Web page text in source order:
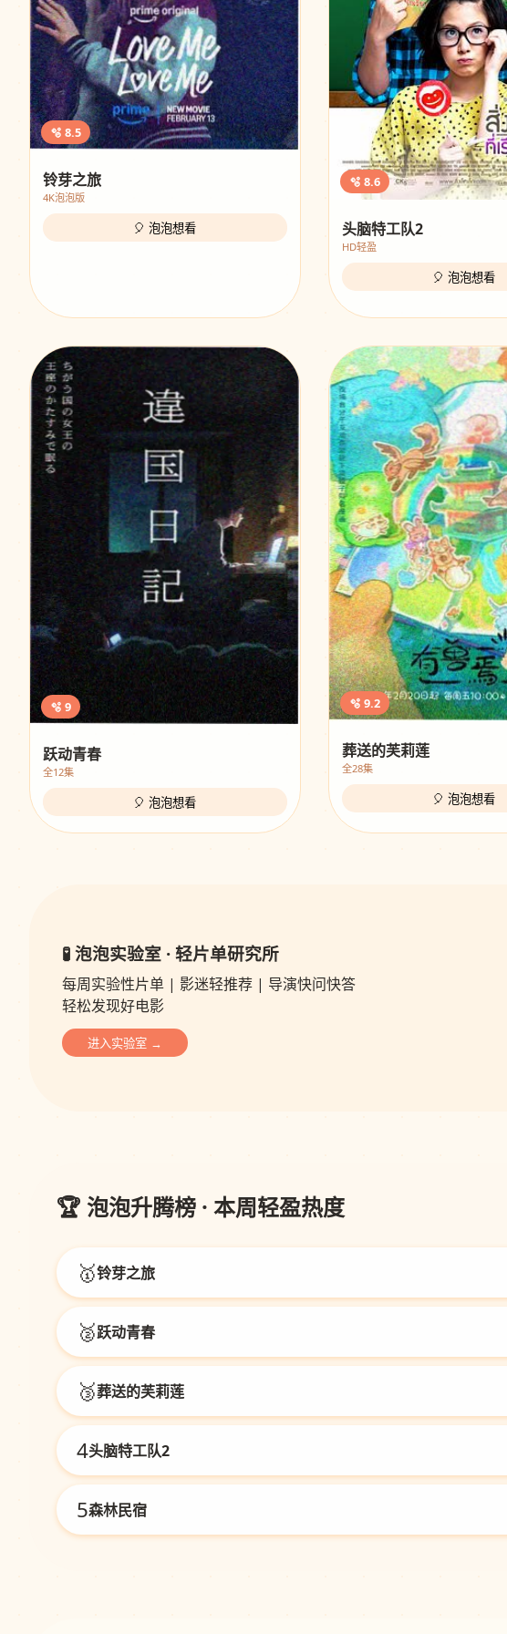
🫧 8.5
铃芽之旅
4K泡泡版
🎈 泡泡想看
🫧 8.6
头脑特工队2
HD轻盈
🎈 泡泡想看
🫧 9
跃动青春
全12集
🎈 泡泡想看
🫧 9.2
葬送的芙莉莲
全28集
🎈 泡泡想看
🧪 泡泡实验室 · 轻片单研究所
每周实验性片单 | 影迷轻推荐 | 导演快问快答
轻松发现好电影
进入实验室 →
🏆 泡泡升腾榜 · 本周轻盈热度
🥇铃芽之旅
🥈跃动青春
🥉葬送的芙莉莲
4头脑特工队2
5森林民宿